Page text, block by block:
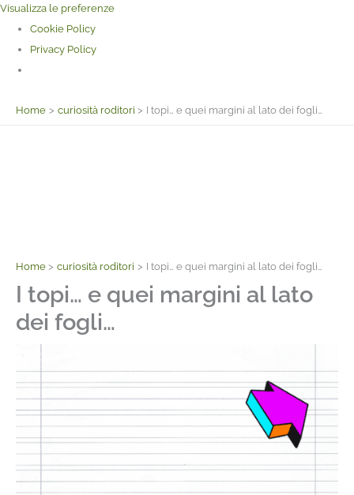
Visualizza le preferenze
Cookie Policy
Privacy Policy
Home curiosità roditori I topi… e quei margini al lato dei fogli…
Home curiosità roditori I topi… e quei margini al lato dei fogli…
I topi… e quei margini al lato
dei fogli…